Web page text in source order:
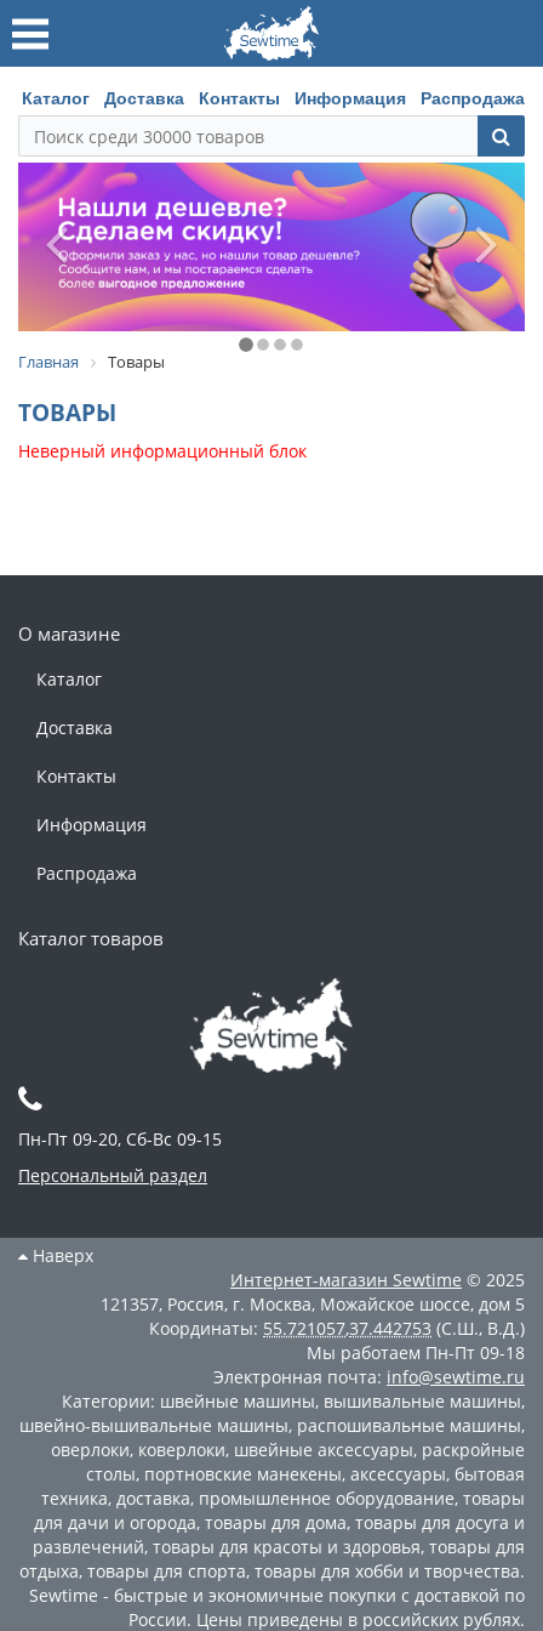
Каталог Доставка Контакты Информация Распродажа
Главная Товары
ТОВАРЫ
Неверный информационный блок
О магазине
Каталог
Доставка
Контакты
Информация
Распродажа
Каталог товаров
Пн-Пт 09-20, Сб-Вс 09-15
Персональный раздел
Наверх
Интернет-магазин Sewtime © 2025
121357, Россия, г. Москва, Можайское шоссе, дом 5
Координаты: 55.721057,37.442753 (С.Ш., В.Д.)
Мы работаем Пн-Пт 09-18
Электронная почта: info@sewtime.ru
Категории: швейные машины, вышивальные машины,
швейно-вышивальные машины, распошивальные машины,
оверлоки, коверлоки, швейные аксессуары, раскройные
столы, портновские манекены, аксессуары, бытовая
техника, доставка, промышленное оборудование, товары
для дачи и огорода, товары для дома, товары для досуга и
развлечений, товары для красоты и здоровья, товары для
отдыха, товары для спорта, товары для хобби и творчества.
Sewtime - быстрые и экономичные покупки с доставкой по
России. Цены приведены в российских рублях.